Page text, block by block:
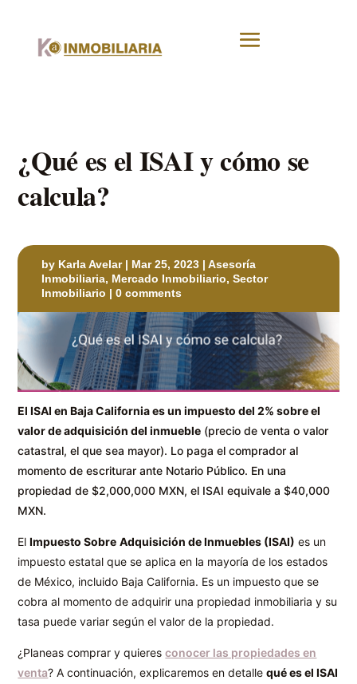
¿Qué es el ISAI y cómo se
calcula?
by Karla Avelar| Mar 25, 2023 |Asesoría
Inmobiliaria, Mercado Inmobiliario,Sector
Inmobiliario |0 comments
El ISAI en Baja California es un impuesto del 2% sobre el
valor de adquisición del inmueble (precio de venta o valor
catastral, el que sea mayor). Lo paga el comprador al
momento de escriturar ante Notario Público. En una
propiedad de $2,000,000 MXN, el ISAI equivale a $40,000
MXN.
ElImpuesto Sobre Adquisición de Inmuebles (ISAI) es un
impuesto estatal que se aplica en la mayoría de los estados
de México, incluido Baja California. Es un impuesto que se
cobra al momento de adquirir una propiedad inmobiliaria y su
tasa puede variar según el valor de la propiedad.
¿Planeas comprar y quieresconocer las propiedades en
venta? A continuación, explicaremos en detallequé es el ISAI